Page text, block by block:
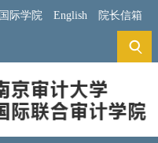
国际学院 English 院长信箱